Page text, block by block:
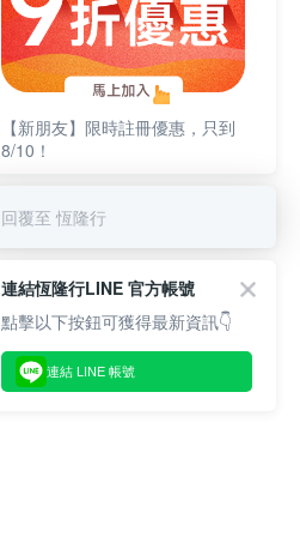
【新朋友】限時註冊優惠，只到
8/10！
回覆至 恆隆行
連結恆隆行LINE 官方帳號
點擊以下按鈕可獲得最新資訊👇
連結 LINE 帳號